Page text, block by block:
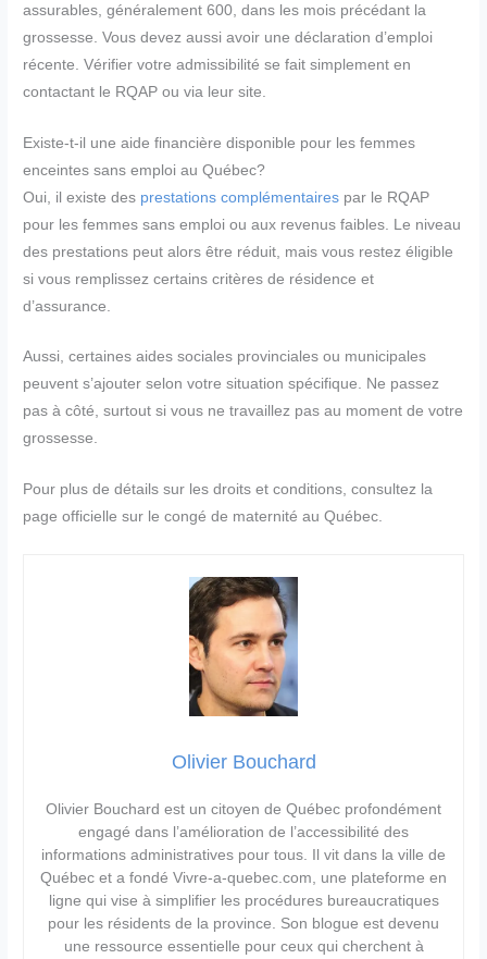
assurables, généralement 600, dans les mois précédant la
grossesse. Vous devez aussi avoir une déclaration d’emploi
récente. Vérifier votre admissibilité se fait simplement en
contactant le RQAP ou via leur site.
Existe-t-il une aide financière disponible pour les femmes
enceintes sans emploi au Québec?
Oui, il existe des prestations complémentaires par le RQAP
pour les femmes sans emploi ou aux revenus faibles. Le niveau
des prestations peut alors être réduit, mais vous restez éligible
si vous remplissez certains critères de résidence et
d’assurance.
Aussi, certaines aides sociales provinciales ou municipales
peuvent s’ajouter selon votre situation spécifique. Ne passez
pas à côté, surtout si vous ne travaillez pas au moment de votre
grossesse.
Pour plus de détails sur les droits et conditions, consultez la
page officielle sur le congé de maternité au Québec.
Olivier Bouchard
Olivier Bouchard est un citoyen de Québec profondément
engagé dans l’amélioration de l’accessibilité des
informations administratives pour tous. Il vit dans la ville de
Québec et a fondé Vivre-a-quebec.com, une plateforme en
ligne qui vise à simplifier les procédures bureaucratiques
pour les résidents de la province. Son blogue est devenu
une ressource essentielle pour ceux qui cherchent à